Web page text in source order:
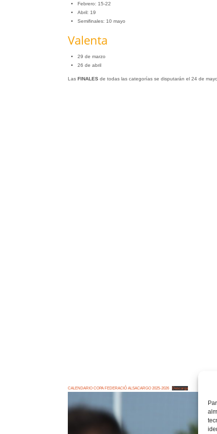
Febrero: 15-22
Abril: 19
Semifinales: 10 mayo
Valenta
29 de marzo
26 de abril
Las FINALESde todas las categorías se disputarán el 24 de
CALENDARIO COPA FEDERACIÓ ALSACARGO 2025-2026 Descarga